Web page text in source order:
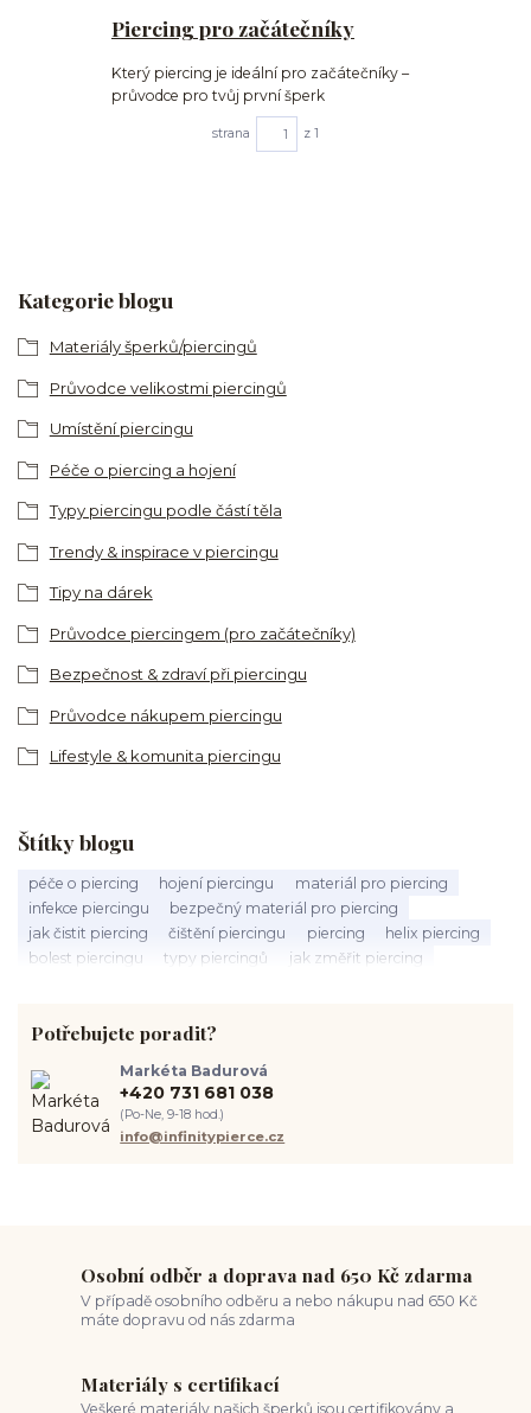
Kategorie blogu
Materiály šperků/piercingů
Průvodce velikostmi piercingů
Umístění piercingu
Péče o piercing a hojení
Typy piercingu podle částí těla
Trendy & inspirace v piercingu
Tipy na dárek
Průvodce piercingem (pro začátečníky)
Bezpečnost & zdraví při piercingu
Průvodce nákupem piercingu
Lifestyle & komunita piercingu
Štítky blogu
péče o piercing hojení piercingu
materiál pro piercing
infekce piercingu
bezpečný materiál pro piercing
jak čistit piercing
čištění piercingu piercing
helix piercing
bolest piercingu
typy piercingů
jak změřit piercing
hygiena piercingu
tipy pro piercing
piercing ucha
spravná velikost piercingu
jak pečovat o piercing
medusa piercing
Potřebujete poradit?
Markéta Badurová
+420 731 681 038
(Po-Ne, 9-18 hod.)
info@infinitypierce.cz
Piercing pro začátečníky
Který piercing je ideální pro začátečníky –
průvodce pro tvůj první šperk
strana z 1
Osobní odběr a doprava nad 650 Kč zdarma
V případě osobního odběru a nebo nákupu nad 650 Kč
máte dopravu od nás zdarma
Materiály s certifikací
Veškeré materiály našich šperků jsou certifikovány a